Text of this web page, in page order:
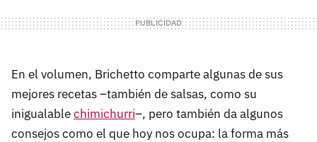
En el volumen, Brichetto comparte algunas de sus
mejores recetas –también de salsas, como su
inigualablechimichurri–, pero también da algunos
consejos como el que hoy nos ocupa: la forma más